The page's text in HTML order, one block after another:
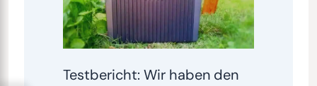
Testbericht: Wir haben den